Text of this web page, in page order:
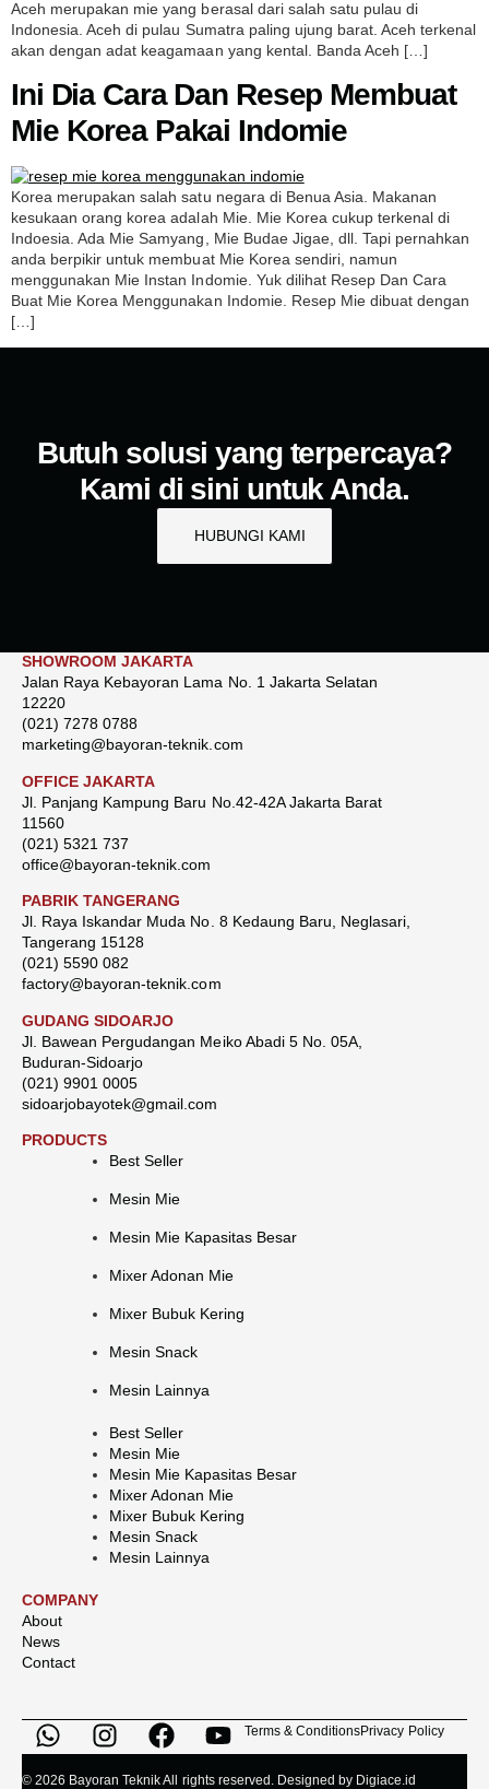
Aceh merupakan mie yang berasal dari salah satu pulau di
Indonesia. Aceh di pulau Sumatra paling ujung barat. Aceh terkenal
akan dengan adat keagamaan yang kental. Banda Aceh […]
Ini Dia Cara Dan Resep Membuat
Mie Korea Pakai Indomie
Korea merupakan salah satu negara di Benua Asia. Makanan
kesukaan orang korea adalah Mie. Mie Korea cukup terkenal di
Indoesia. Ada Mie Samyang, Mie Budae Jigae, dll. Tapi pernahkan
anda berpikir untuk membuat Mie Korea sendiri, namun
menggunakan Mie Instan Indomie. Yuk dilihat Resep Dan Cara
Buat Mie Korea Menggunakan Indomie. Resep Mie dibuat dengan
[…]
Butuh solusi yang terpercaya?
Kami di sini untuk Anda.
HUBUNGI KAMI
SHOWROOM JAKARTA
Jalan Raya Kebayoran Lama No. 1 Jakarta Selatan
12220
(021) 7278 0788
marketing@bayoran-teknik.com
OFFICE JAKARTA
Jl. Panjang Kampung Baru No.42-42A Jakarta Barat
11560
(021) 5321 737
office@bayoran-teknik.com
PABRIK TANGERANG
Jl. Raya Iskandar Muda No. 8 Kedaung Baru, Neglasari,
Tangerang 15128
(021) 5590 082
factory@bayoran-teknik.com
GUDANG SIDOARJO
Jl. Bawean Pergudangan Meiko Abadi 5 No. 05A,
Buduran-Sidoarjo
(021) 9901 0005
sidoarjobayotek@gmail.com
PRODUCTS
Best Seller
Mesin Mie
Mesin Mie Kapasitas Besar
Mixer Adonan Mie
Mixer Bubuk Kering
Mesin Snack
Mesin Lainnya
Best Seller
Mesin Mie
Mesin Mie Kapasitas Besar
Mixer Adonan Mie
Mixer Bubuk Kering
Mesin Snack
Mesin Lainnya
COMPANY
About
News
Contact
Terms & ConditionsPrivacy Policy
© 2026 Bayoran Teknik All rights reserved. Designed by Digiace.id